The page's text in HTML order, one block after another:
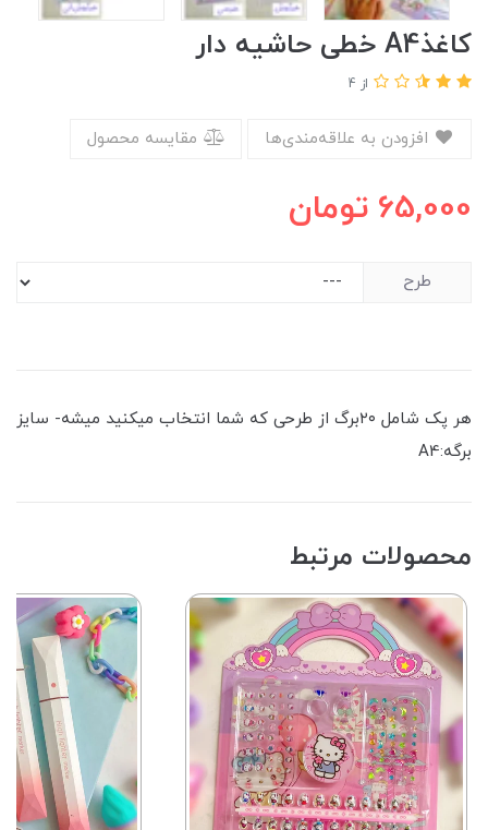
کاغذA4 خطی حاشیه دار
از 4
مقایسه محصول
65,000 تومان
طرح
هر پک شامل ۲۰برگ از طرحی که شما انتخاب میکنید میشه- سایز
برگه:A4
محصولات مرتبط